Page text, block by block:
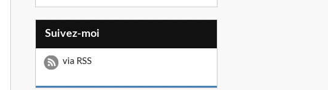
Suivez-moi
via RSS